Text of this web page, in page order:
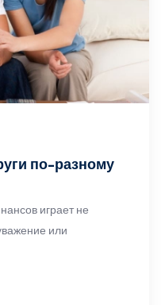
по-разному
играет не
или